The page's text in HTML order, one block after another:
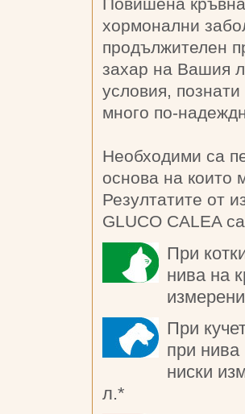
Повишена
хормонални
продължителен
захар на Вашия
условия,
много по-
Необходими са
основа на които
Резултатите от
GLUCO CALEA
При
нива на
При
при
ниски
л.*